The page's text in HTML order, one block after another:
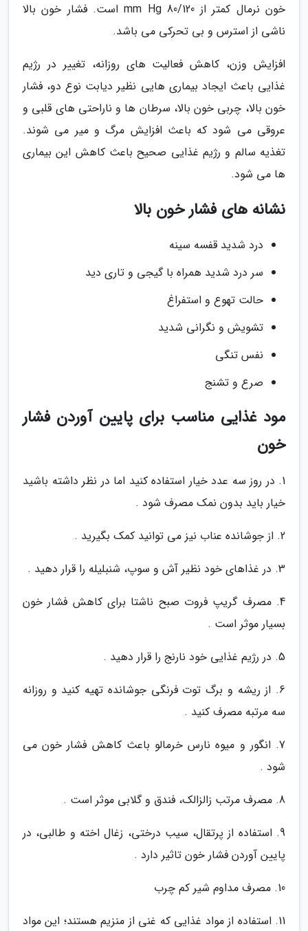
خون نرمال کمتر از mm Hg 80/120 است. فشار خون بالا
ناشی از استرس و بی تحرکی می باشد.
افزایش وزن، کاهش فعالیت های روزانه، تغییر در رژیم
غذایی باعث ایجاد بیماری هایی نظیر دیابت نوع دو، فشار
خون بالا، چربی خون بالا، سرطان ها و ناراحتی های قلبی و
عروقی می شود که باعث افزایش مرگ و میر می شوند.
تغذیه سالم و رژیم غذایی صحیح باعث کاهش این بیماری
ها می شود.
نشانه های فشار خون بالا
درد شدید قفسه سینه
سر درد شدید همراه با گیجی و تاری دید
حالت تهوع و استفراغ
تشویش و نگرانی شدید
نفس تنگی
صرع و تشنج
مود غذایی مناسب برای پایین آوردن فشار
خون
1. در روز سه عدد خیار استفاده کنید اما در نظر داشته باشید
خیار باید بدون نمک مصرف شود .
2. از جوشانده عناب نیز می توانید کمک بگیرید .
3. در غذاهای خود نظیر آش و سوپ، شنبلیله را قرار دهید .
4. مصرف گریپ فروت صبح ناشتا برای کاهش فشار خون
بسیار موثر است .
5. در رژیم غذایی خود نارنج را قرار دهید .
6. از ریشه و برگ توت فرنگی جوشانده تهیه کنید و روزانه
سه مرتبه مصرف کنید .
7. انگور و میوه نارس خرمالو باعث کاهش فشار خون می
شود .
8. مصرف مرتب زالزالک، فندق و گلابی موثر است .
9. استفاده از پرتقال، سیب درختی، زغال اخته و طالبی، در
پایین آوردن فشار خون تاثیر دارد .
10. مصرف مداوم شیر کم چرب
11. استفاده از مواد غذایی که غنی از منزیم هستند؛ این مواد